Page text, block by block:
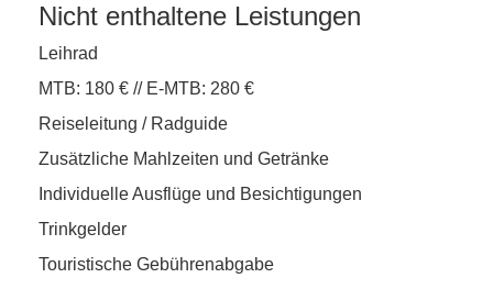
Nicht enthaltene Leistungen
Leihrad
MTB: 180 € // E-MTB: 280 €
Reiseleitung / Radguide
Zusätzliche Mahlzeiten und Getränke
Individuelle Ausflüge und Besichtigungen
Trinkgelder
Touristische Gebührenabgabe